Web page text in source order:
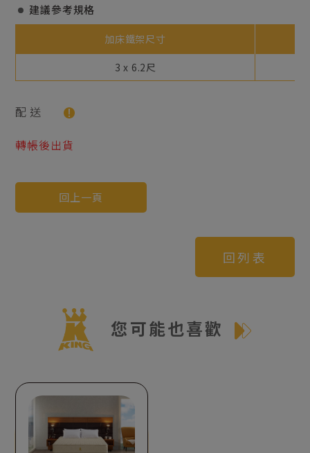
建議參考規格
加床鐵架尺寸
3 x 6.2尺
配送
轉帳後出貨
回上一頁
回列表
您可能也喜歡